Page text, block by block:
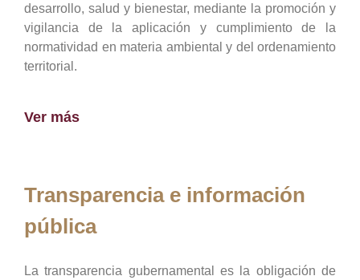
desarrollo, salud y bienestar, mediante la promoción y
vigilancia de la aplicación y cumplimiento de la
normatividad en materia ambiental y del ordenamiento
territorial.
Ver más
Transparencia e información
pública
La transparencia gubernamental es la obligación de